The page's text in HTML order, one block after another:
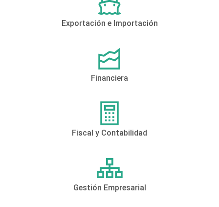
Exportación e Importación
Financiera
Fiscal y Contabilidad
Gestión Empresarial